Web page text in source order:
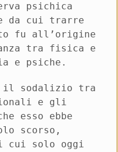
psichica
da cui trarre
fu all’origine
tra fisica e
e psiche.
il sodalizio tra
e gli
esso ebbe
scorso,
cui solo oggi